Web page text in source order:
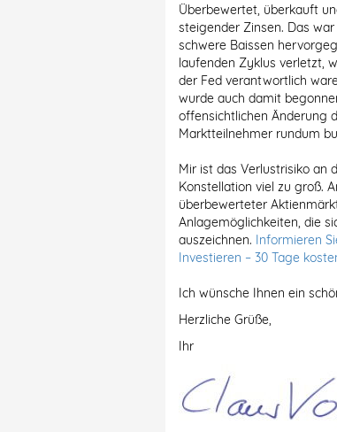
Überbewertet, überkauft
steigender Zinsen. Das
schwere Baissen
laufenden Zyklus verletzt,
der Fed verantwortlich
wurde auch damit
offensichtlichen Änderung
Marktteilnehmer rundum
Mir ist das Verlustrisiko an
Konstellation viel zu groß.
überbewerteter
Anlagemöglichkeiten, die
auszeichnen. Informieren
Investieren – 30 Tage
Ich wünsche Ihnen ein
Herzliche Grüße,
Ihr